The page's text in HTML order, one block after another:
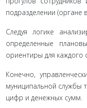
подразделении (органе
Следуя логике
определенные
ориентиры для каждого
Конечно,
муниципальной службы
цифр и денежных сумм.